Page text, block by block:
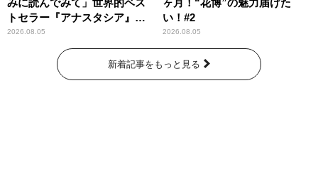
トセラー『アナスタシア』を
紹介
2026.08.05
い！#2
2026.08.05
新着記事をもっと見る